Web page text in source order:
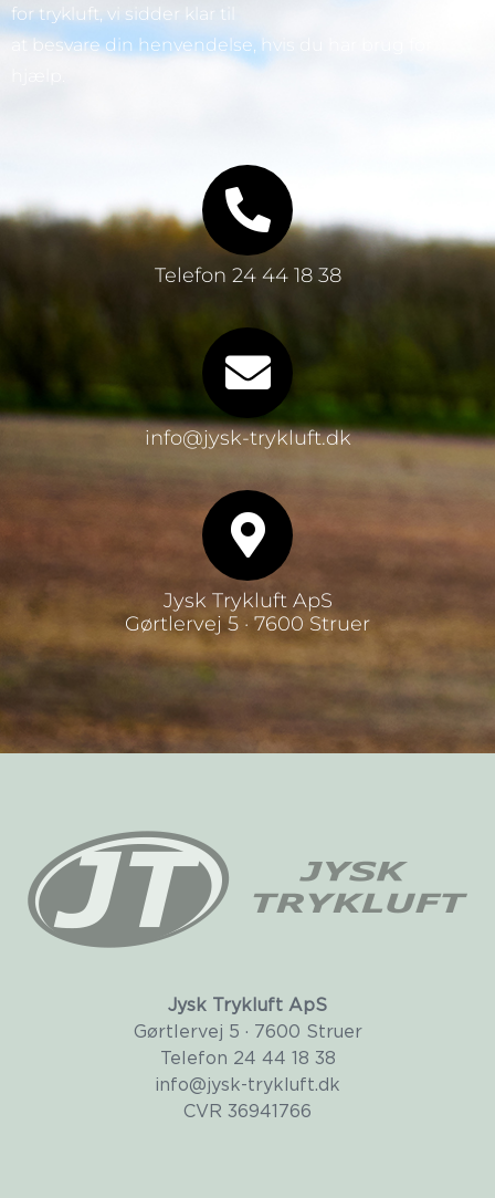
for trykluft, vi sidder klar til
at besvare din henvendelse, hvis du har brug for
Telefon 24 44 18 38
info@jysk-trykluft.dk
Jysk Trykluft ApS
Gørtlervej 5 · 7600 Struer
Jysk Trykluft ApS
Gørtlervej 5 · 7600 Struer
Telefon 24 44 18 38
info@jysk-trykluft.dk
CVR 36941766